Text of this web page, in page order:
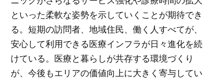
といった柔軟な姿勢を示していくことが期待でき
る。短期の訪問者、地域住民、働く人すべてが、
安心して利用できる医療インフラが日々進化を続
けている。医療と暮らしが共存する環境づくり
が、今後もエリアの価値向上に大きく寄与してい